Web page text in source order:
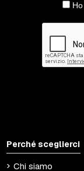
Perché sceglierci
Chi siamo